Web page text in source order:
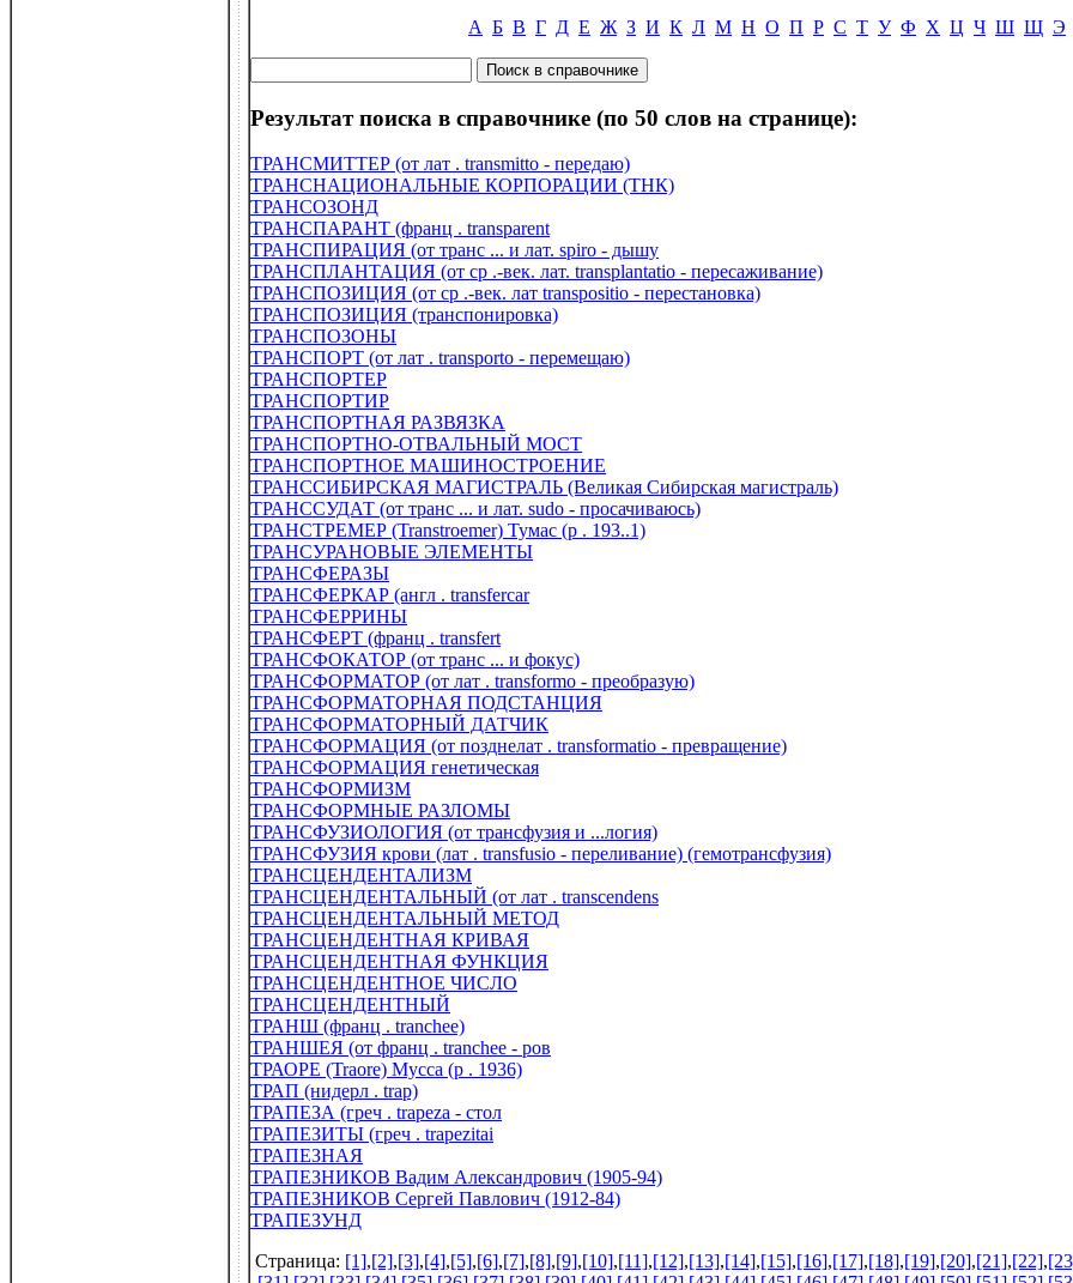
А Б В Г Д Е Ж З И К Л М Н О П Р С Т У Ф Х Ц Ч Ш Щ Э
Результат поиска в справочнике (по 50 слов на странице):
ТРАНСМИТТЕР (от лат . transmitto - передаю)
ТРАНСНАЦИОНАЛЬНЫЕ КОРПОРАЦИИ (ТНК)
ТРАНСОЗОНД
ТРАНСПАРАНТ (франц . transparent
ТРАНСПИРАЦИЯ (от транс ... и лат. spiro - дышу
ТРАНСПЛАНТАЦИЯ (от ср .-век. лат. transplantatio - пересаживание)
ТРАНСПОЗИЦИЯ (от ср .-век. лат transpositio - перестановка)
ТРАНСПОЗИЦИЯ (транспонировка)
ТРАНСПОЗОНЫ
ТРАНСПОРТ (от лат . transporto - перемещаю)
ТРАНСПОРТЕР
ТРАНСПОРТИР
ТРАНСПОРТНАЯ РАЗВЯЗКА
ТРАНСПОРТНО-ОТВАЛЬНЫЙ МОСТ
ТРАНСПОРТНОЕ МАШИНОСТРОЕНИЕ
ТРАНССИБИРСКАЯ МАГИСТРАЛЬ (Великая Сибирская магистраль)
ТРАНССУДАТ (от транс ... и лат. sudo - просачиваюсь)
ТРАНСТРЕМЕР (Transtroemer) Тумас (р . 193..1)
ТРАНСУРАНОВЫЕ ЭЛЕМЕНТЫ
ТРАНСФЕРАЗЫ
ТРАНСФЕРКАР (англ . transfercar
ТРАНСФЕРРИНЫ
ТРАНСФЕРТ (франц . transfert
ТРАНСФОКАТОР (от транс ... и фокус)
ТРАНСФОРМАТОР (от лат . transformo - преобразую)
ТРАНСФОРМАТОРНАЯ ПОДСТАНЦИЯ
ТРАНСФОРМАТОРНЫЙ ДАТЧИК
ТРАНСФОРМАЦИЯ (от позднелат . transformatio - превращение)
ТРАНСФОРМАЦИЯ генетическая
ТРАНСФОРМИЗМ
ТРАНСФОРМНЫЕ РАЗЛОМЫ
ТРАНСФУЗИОЛОГИЯ (от трансфузия и ...логия)
ТРАНСФУЗИЯ крови (лат . transfusio - переливание) (гемотрансфузия)
ТРАНСЦЕНДЕНТАЛИЗМ
ТРАНСЦЕНДЕНТАЛЬНЫЙ (от лат . transcendens
ТРАНСЦЕНДЕНТАЛЬНЫЙ МЕТОД
ТРАНСЦЕНДЕНТНАЯ КРИВАЯ
ТРАНСЦЕНДЕНТНАЯ ФУНКЦИЯ
ТРАНСЦЕНДЕНТНОЕ ЧИСЛО
ТРАНСЦЕНДЕНТНЫЙ
ТРАНШ (франц . tranchee)
ТРАНШЕЯ (от франц . tranchee - ров
ТРАОРЕ (Traore) Мусса (р . 1936)
ТРАП (нидерл . trap)
ТРАПЕЗА (греч . trapeza - стол
ТРАПЕЗИТЫ (греч . trapezitai
ТРАПЕЗНАЯ
ТРАПЕЗНИКОВ Вадим Александрович (1905-94)
ТРАПЕЗНИКОВ Сергей Павлович (1912-84)
ТРАПЕЗУНД
Страница: [1],[2],[3],[4],[5],[6],[7],[8],[9],[10],[11],[12],[13],[14],[15],[16],[17],[18],[19],[20],[21],[22],